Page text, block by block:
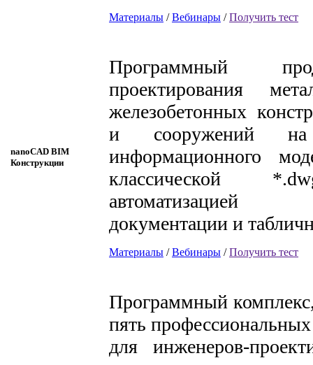
Материалы /Вебинары /Получить тест
nanoCAD BIM
Конструкции
Программный
проектирования
железобетонных
и сооружений на
информационного
классической
документации и
Материалы /Вебинары /Получить тест
Программный
пять
для инженеров-